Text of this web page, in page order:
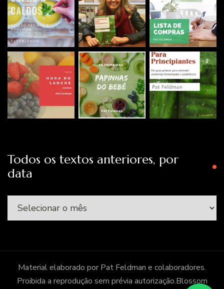
Todos os textos anteriores, por
data
Todos
os
anteriores,
por
data
Material elaborado por Pat Feldman e colaboradores.
Proibida a reprodução sem prévia autorização.Blossom